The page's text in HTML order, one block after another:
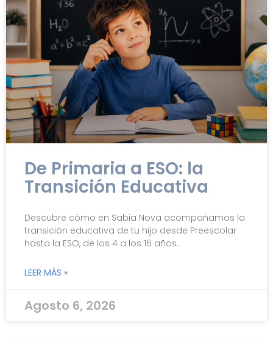
De Primaria a ESO: la
Transición Educativa
Descubre cómo en Sabia Nova acompañamos la
transición educativa de tu hijo desde Preescolar
hasta la ESO, de los 4 a los 16 años.
LEER MÁS »
Agosto 6, 2026